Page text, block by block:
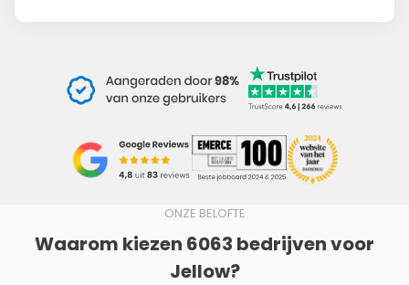
ONZE BELOFTE
Waarom kiezen 6063 bedrijven voor
Jellow?